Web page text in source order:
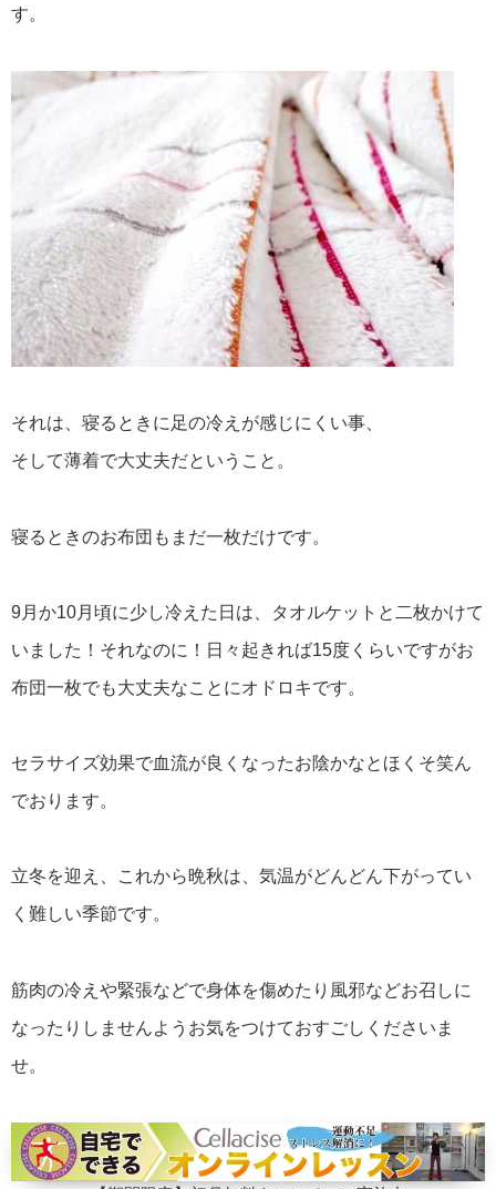
す。
それは、寝るときに足の冷えが感じにくい事、
そして薄着で大丈夫だということ。
寝るときのお布団もまだ一枚だけです。
9月か10月頃に少し冷えた日は、タオルケットと二枚かけて
いました！それなのに！日々起きれば15度くらいですがお
布団一枚でも大丈夫なことにオドロキです。
セラサイズ効果で血流が良くなったお陰かなとほくそ笑ん
でおります。
立冬を迎え、これから晩秋は、気温がどんどん下がってい
く難しい季節です。
筋肉の冷えや緊張などで身体を傷めたり風邪などお召しに
なったりしませんようお気をつけておすごしくださいま
せ。